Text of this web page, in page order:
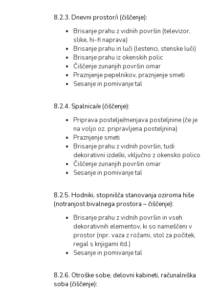
8.2.3. Dnevni prostor/i (čiščenje):
Brisanje prahu z vidnih površin (televizor,
slike, hi-fi naprava)
Brisanje prahu in luči (lestenci, stenske luči)
Brisanje prahu iz okenskih polic
Čiščenje zunanjih površin omar
Praznjenje pepelnikov, praznjenje smeti
Sesanje in pomivanje tal
8.2.4. Spalnica/e (čiščenje):
Priprava postelje/menjava posteljnine (če je
na voljo oz. pripravljena posteljnina)
Praznjenje smeti
Brisanje prahu z vidnih površin, tudi
dekorativni izdelki, vključno z okensko polico
Čiščenje zunanjih površin omar
Sesanje in pomivanje tal
8.2.5. Hodniki, stopnišča stanovanja oziroma hiše
(notranjost bivalnega prostora – čiščenje):
Brisanje prahu z vidnih površin in vseh
dekorativnih elementov, ki so nameščeni v
prostor (npr. vaza z rožami, stol za počitek,
regal s knjigami itd.)
Sesanje in pomivanje tal
8.2.6. Otroške sobe, delovni kabineti, računalniška
soba (čiščenje):